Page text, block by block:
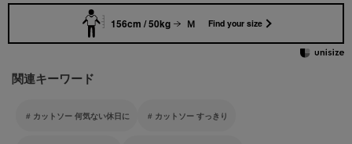
156cm / 50kg Ｍ Find your size
関連キーワード
カットソー 何気ない休日に カットソー すっきり